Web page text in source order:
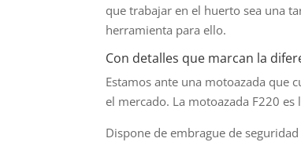
que trabajar en el huerto sea una
herramienta para ello.
Con detalles que marcan la
Estamos ante una motoazada que
el mercado. La motoazada F220
Dispone de embrague de